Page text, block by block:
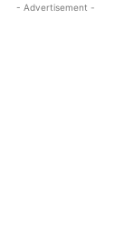
- Advertisement -